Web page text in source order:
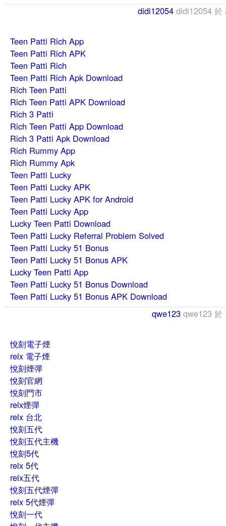
didi12054 didi12054 於
Teen Patti Rich App
Teen Patti Rich APK
Teen Patti Rich
Teen Patti Rich Apk Download
Rich Teen Patti
Rich Teen Patti APK Download
Rich 3 Patti
Rich Teen Patti App Download
Rich 3 Patti Apk Download
Rich Rummy App
Rich Rummy Apk
Teen Patti Lucky
Teen Patti Lucky APK
Teen Patti Lucky APK for Android
Teen Patti Lucky App
Lucky Teen Patti Download
Teen Patti Lucky Referral Problem Solved
Teen Patti Lucky 51 Bonus
Teen Patti Lucky 51 Bonus APK
Lucky Teen Patti App
Teen Patti Lucky 51 Bonus Download
Teen Patti Lucky 51 Bonus APK Download
qwe123 qwe123 於
悅刻電子煙
relx 電子煙
悅刻煙彈
悅刻官網
悅刻門市
relx煙彈
relx 台北
悅刻五代
悅刻五代主機
悅刻5代
relx 5代
relx五代
悅刻五代煙彈
relx 5代煙彈
悅刻一代